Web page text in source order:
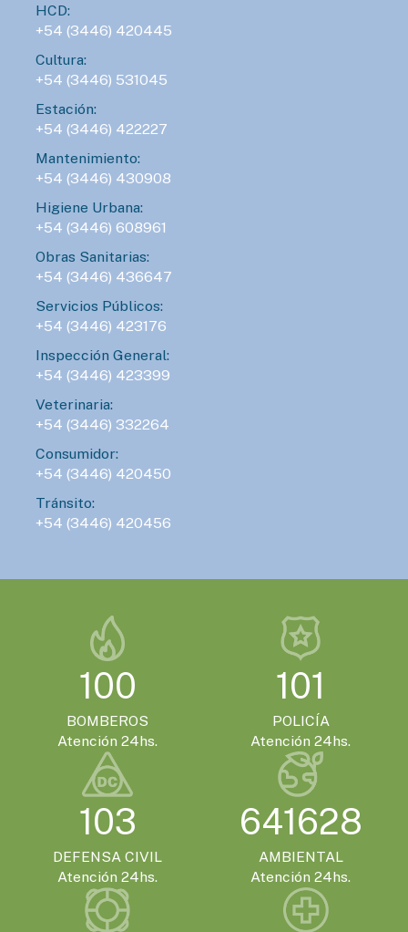
HCD:
+54 (3446) 420445
Cultura:
+54 (3446) 531045
Estación:
+54 (3446) 422227
Mantenimiento:
+54 (3446) 430908
Higiene Urbana:
+54 (3446) 608961
Obras Sanitarias:
+54 (3446) 436647
Servicios Públicos:
+54 (3446) 423176
Inspección General:
+54 (3446) 423399
Veterinaria:
+54 (3446) 332264
Consumidor:
+54 (3446) 420450
Tránsito:
+54 (3446) 420456
100
BOMBEROS
Atención 24hs.
101
POLICÍA
Atención 24hs.
103
DEFENSA CIVIL
Atención 24hs.
641628
AMBIENTAL
Atención 24hs.